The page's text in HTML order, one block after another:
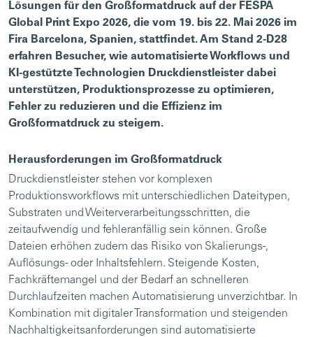
Lösungen für den Großformatdruck auf der FESPA
Global Print Expo 2026, die vom 19. bis 22. Mai 2026 im
Fira Barcelona, Spanien, stattfindet. Am Stand 2-D28
erfahren Besucher, wie automatisierte Workflows und
KI-gestützte Technologien Druckdienstleister dabei
unterstützen, Produktionsprozesse zu optimieren,
Fehler zu reduzieren und die Effizienz im
Großformatdruck zu steigern.
Herausforderungen im Großformatdruck
Druckdienstleister stehen vor komplexen
Produktionsworkflows mit unterschiedlichen Dateitypen,
Substraten und Weiterverarbeitungsschritten, die
zeitaufwendig und fehleranfällig sein können. Große
Dateien erhöhen zudem das Risiko von Skalierungs-,
Auflösungs- oder Inhaltsfehlern. Steigende Kosten,
Fachkräftemangel und der Bedarf an schnelleren
Durchlaufzeiten machen Automatisierung unverzichtbar. In
Kombination mit digitaler Transformation und steigenden
Nachhaltigkeitsanforderungen sind automatisierte